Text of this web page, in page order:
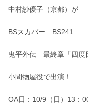
中村紗優子（京都）が
BSスカパー BS241
鬼平外伝 最終章「四度
小間物屋役で出演！
OA日：10/9（日）13：